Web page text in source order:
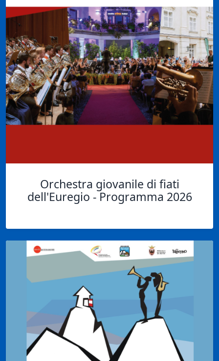
Orchestra giovanile di fiati
dell'Euregio - Programma 2026